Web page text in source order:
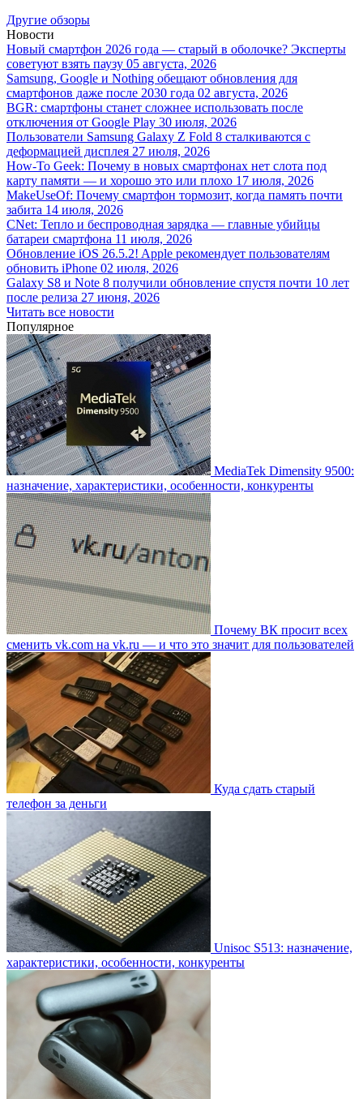
Другие обзоры
Новости
Новый смартфон 2026 года — старый в оболочке? Эксперты
советуют взять паузу 05 августа, 2026
Samsung, Google и Nothing обещают обновления для
смартфонов даже после 2030 года 02 августа, 2026
BGR: смартфоны станет сложнее использовать после
отключения от Google Play 30 июля, 2026
Пользователи Samsung Galaxy Z Fold 8 сталкиваются с
деформацией дисплея 27 июля, 2026
How-To Geek: Почему в новых смартфонах нет слота под
карту памяти — и хорошо это или плохо 17 июля, 2026
MakeUseOf: Почему смартфон тормозит, когда память почти
забита 14 июля, 2026
CNet: Тепло и беспроводная зарядка — главные убийцы
батареи смартфона 11 июля, 2026
Обновление iOS 26.5.2! Apple рекомендует пользователям
обновить iPhone 02 июля, 2026
Galaxy S8 и Note 8 получили обновление спустя почти 10 лет
после релиза 27 июня, 2026
Читать все новости
Популярное
MediaTek Dimensity 9500:
назначение, характеристики, особенности, конкуренты
Почему ВК просит всех
сменить vk.com на vk.ru — и что это значит для пользователей
Куда сдать старый
телефон за деньги
Unisoc S513: назначение,
характеристики, особенности, конкуренты